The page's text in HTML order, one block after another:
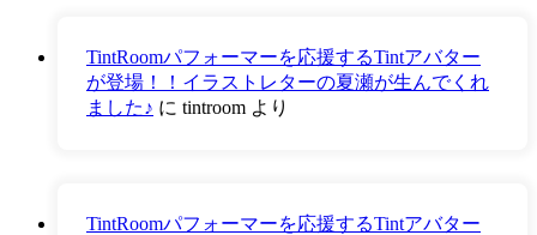
TintRoomパフォーマーを応援するTintアバター
が登場！！イラストレターの夏瀬が生んでくれ
ました♪ に tintroom より
TintRoomパフォーマーを応援するTintアバター